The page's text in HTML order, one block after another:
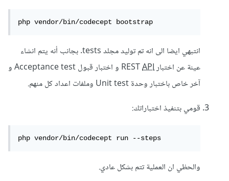
php vendor/bin/codecept bootstrap
انتبهي ايضا الى انه تم توليد مجلد tests. بجانب أنه يتم انشاء
عينة عن اختبار RESTAPI
و اختبار قبول Acceptance test و
آخر خاص باختبار وحدة Unit test وملفات اعداد كل منهم.
قومي بتنفيذ اختباراتك:
php vendor/bin/codecept run --steps
والحظي ان العملية تتم بشكل عادي.